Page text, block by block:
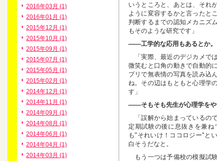
2016年03月 (1)
2016年01月 (1)
2015年12月 (1)
2015年10月 (1)
2015年09月 (1)
2015年07月 (1)
2015年05月 (1)
2015年02月 (1)
2014年12月 (1)
2014年11月 (1)
2014年09月 (1)
2014年08月 (1)
2014年06月 (1)
2014年04月 (1)
2014年03月 (1)
いうところと、あとは、それ
ように変容するかと言ったと
判断するまでの認知メカニズ
もそのような研究です」
――工学的な応用もあるとか。
「実際、最近のデジカメで
微笑むと口角の動きで自動的
プリで無表情の写真を読み込
ね。その辺はもともと心理学
す」
――そもそも先生が心理学をや
「誤解から始まっているの
定期試験の後に息抜きを兼
も"それいけ！ココロジー"と
白そうだなと。
もう一つは予備校の模擬試